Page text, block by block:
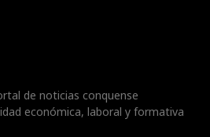
de noticias conquense
económica, laboral y formativa